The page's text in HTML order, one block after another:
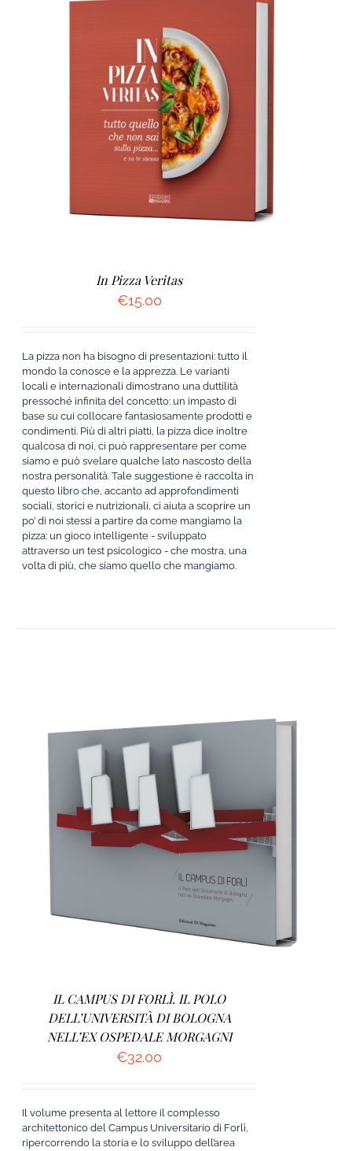
AGGIUNGI AL CARRELLO / DETTAGLI
In Pizza Veritas
€15.00
La pizza non ha bisogno di presentazioni: tutto il
mondo la conosce e la apprezza. Le varianti
locali e internazionali dimostrano una duttilità
pressoché infinita del concetto: un impasto di
base su cui collocare fantasiosamente prodotti e
condimenti. Più di altri piatti, la pizza dice inoltre
qualcosa di noi, ci può rappresentare per come
siamo e può svelare qualche lato nascosto della
nostra personalità. Tale suggestione è raccolta in
questo libro che, accanto ad approfondimenti
sociali, storici e nutrizionali, ci aiuta a scoprire un
po’ di noi stessi a partire da come mangiamo la
pizza: un gioco intelligente - sviluppato
attraverso un test psicologico - che mostra, una
volta di più, che siamo quello che mangiamo.
AGGIUNGI AL CARRELLO /
IL CAMPUS DI FORLÌ. IL POLO
DELL’UNIVERSITÀ DI BOLOGNA
NELL’EX OSPEDALE MORGAGNI
€32.00
Il volume presenta al lettore il complesso
architettonico del Campus Universitario di Forlì,
ripercorrendo la storia e lo sviluppo dell’area